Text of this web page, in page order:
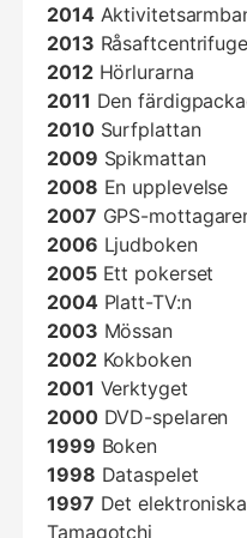
2014
2013
2012Hörlurarna
2011 Den
2010Surfplattan
2009 Spikmattan
2008 En upplevelse
2007 GPS-
2006 Ljudboken
2005Ett pokerset
2004Platt-TV:n
2003 Mössan
2002Kokboken
2001 Verktyget
2000DVD-spelaren
1999 Boken
1998 Dataspelet
1997 Det
Tamagotchi